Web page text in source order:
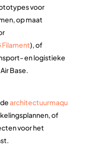
voor
op maat
Filament), of
en logistieke
Base.
architectuurmaqu
of
voor het